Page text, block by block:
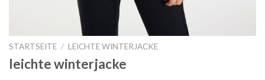
STARTSEITE / LEICHTE WINTERJACKE
leichte winterjacke